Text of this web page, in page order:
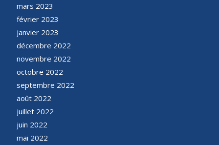
mars 2023
février 2023
janvier 2023
décembre 2022
novembre 2022
octobre 2022
septembre 2022
août 2022
juillet 2022
juin 2022
mai 2022